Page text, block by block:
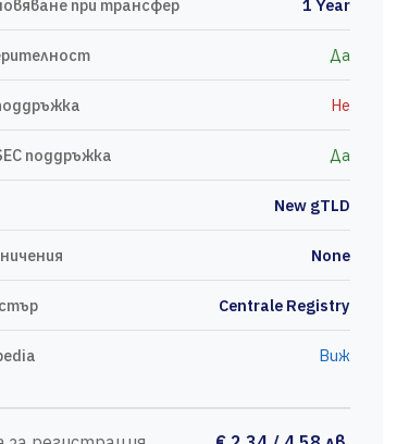
при трансфер 1 Year
Да
Не
поддръжка Да
New gTLD
None
Centrale Registry
Виж